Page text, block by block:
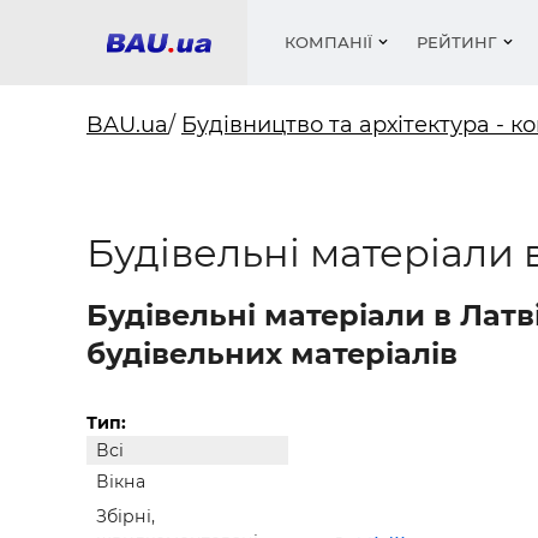
КОМПАНІЇ
Фарби,
РЕЙТИНГ
Медіа
Сипучі
цемент
BAU.ua/ Будівництво та архітектура -
Будівельні матеріали
Будівельні матеріали в
будівельних матеріалів
Тип:
Всі
Вікна
Збірні,